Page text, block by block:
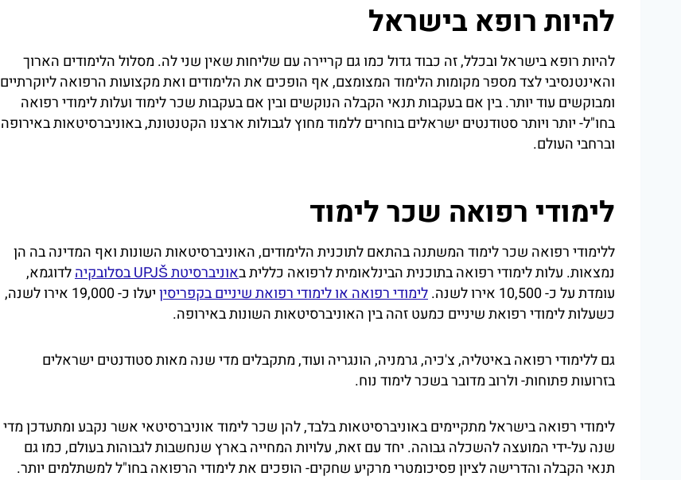
להיות רופא בישראל
להיות רופא בישראל ובכלל, זה כבוד גדול כמו גם קריירה עם שליחות שאין שני לה. מסלול הלימודים הארוך
והאינטנסיבי לצד מספר מקומות הלימוד המצומצם, אף הופכים את הלימודים ואת מקצועות הרפואה ליוקרתיים
ומבוקשים עוד יותר. בין אם בעקבות תנאי הקבלה הנוקשים ובין אם בעקבות שכר לימוד ועלות לימודי רפואה
בחו"ל- יותר ויותר סטודנטים ישראלים בוחרים ללמוד מחוץ לגבולות ארצנו הקטנטונת, באוניברסיטאות באירופה
וברחבי העולם.
לימודי רפואה שכר לימוד
ללימודי רפואה שכר לימוד המשתנה בהתאם לתוכנית הלימודים, האוניברסיטאות השונות ואף המדינה בה הן
נמצאות. עלות לימודי רפואה בתוכנית הבינלאומית לרפואה כללית באוניברסיטת UPJŠ בסלובקיה
לדוגמא,
עומדת על כ- 10,500 אירו לשנה.
לימודי רפואה או לימודי רפואת שיניים בקפריסין
יעלו כ- 19,000 אירו לשנה,
כשעלות לימודי רפואת שיניים כמעט זהה בין האוניברסיטאות השונות באירופה.
גם ללימודי רפואה באיטליה, צ'כיה, גרמניה, הונגריה ועוד, מתקבלים מדי שנה מאות סטודנטים ישראלים
בזרועות פתוחות- ולרוב מדובר בשכר לימוד נוח.
לימודי רפואה בישראל מתקיימים באוניברסיטאות בלבד, להן שכר לימוד אוניברסיטאי אשר נקבע ומתעדכן מדי
שנה על-ידי המועצה להשכלה גבוהה. יחד עם זאת, עלויות המחייה בארץ שנחשבות לגבוהות בעולם, כמו גם
תנאי הקבלה והדרישה לציון פסיכומטרי מרקיע שחקים- הופכים את לימודי הרפואה בחו"ל למשתלמים יותר.